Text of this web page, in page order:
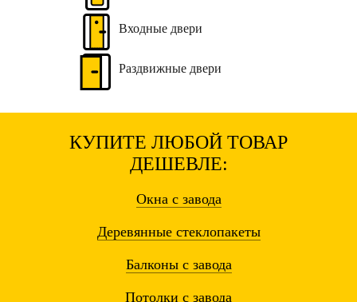
Входные двери
Раздвижные двери
КУПИТЕ ЛЮБОЙ ТОВАР
ДЕШЕВЛЕ:
Окнас завода
Деревянные стеклопакеты
Балконы с завода
Потолки с завода